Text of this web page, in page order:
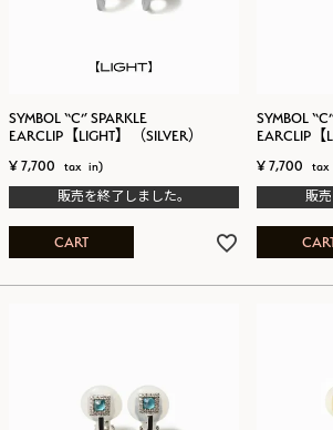
SYMBOL “C” SPARKLE
EARCLIP【LIGHT】（SILVER）
¥ 7,700
販売を終了しました。
CART
SYMBOL
EARCLIP【
¥ 7,700
販